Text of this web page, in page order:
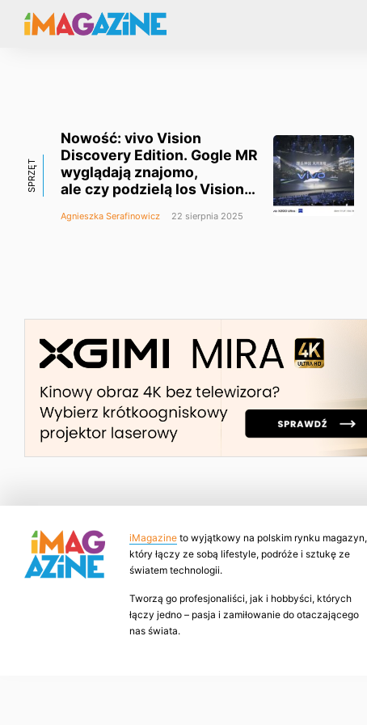
SPRZĘT
Nowość: vivo Vision
Discovery Edition. Gogle MR
wyglądają znajomo,
ale czy podzielą los Vision
Agnieszka Serafinowicz 22 sierpnia 2025
iMagazine to wyjątkowy na polskim rynku magazyn,
który łączy ze sobą lifestyle, podróże i sztukę ze
światem technologii.
Tworzą go profesjonaliści, jak i hobbyści, których
łączy jedno – pasja i zamiłowanie do otaczającego
nas świata.